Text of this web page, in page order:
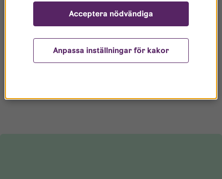
Jobba hos oss
Drivs du av att få göra skillnad, på riktigt? Vill du vara
med och utveckla Linköping till en ännu mer attraktiv
plats att bo, arbeta och leva på?
Anpassa inställningar för kakor
Acceptera nödvändiga